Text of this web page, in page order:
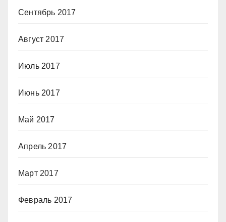
Сентябрь 2017
Август 2017
Июль 2017
Июнь 2017
Май 2017
Апрель 2017
Март 2017
Февраль 2017